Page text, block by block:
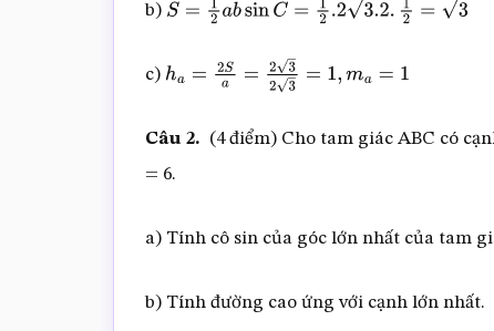
b) S=12 a bsinC=1 2.2 .2 .12=3
c) ha =2 a= 23 3=1 m a= 1
Câu 2. (4 điểm) Cho tam giác ABC có
= 6.
a) Tính cô sin của góc lớn nhất của tam
b) Tính đường cao ứng với cạnh lớn nhất.